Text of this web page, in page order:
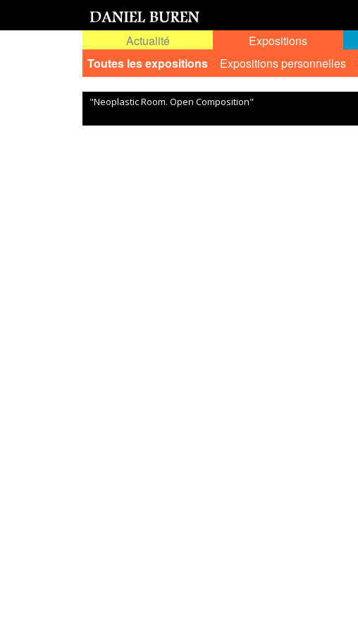
Actualité
Expositions
Toutes les expositions
Expositions personnelles
"Neoplastic Room. Open Composition"